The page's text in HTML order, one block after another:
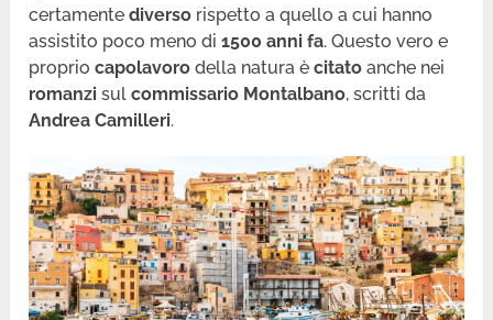
certamentediverso rispetto a quello a cui hanno
assistito poco meno di1500 anni fa. Questo vero e
propriocapolavorodella natura ècitatoanche nei
romanzisulcommissario Montalbano, scritti da
Andrea Camilleri.